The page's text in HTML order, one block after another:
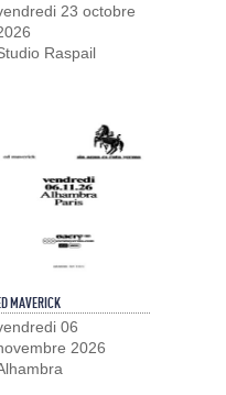
23 octobre
Raspail
MAVERICK
06
2026